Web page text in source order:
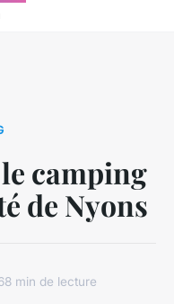
camping
de Nyons
8 min de lecture